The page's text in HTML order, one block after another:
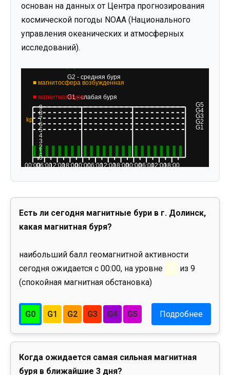
основан на данных от Центра прогнозирования
космической погоды NOAA (Национального
управления океанических и атмосферных
исследований).
Есть ли сегодня магнитные бури в г. Долинск,
какая магнитная буря?
наибольший балл геомагнитной активности
сегодня ожидается с 00:00, на уровне
0
из 9
(спокойная магнитная обстановка)
G0 G1 G2 G3 G4 G5 Подробнее
Когда ожидается самая сильная магнитная
буря в ближайшие 3 дня?